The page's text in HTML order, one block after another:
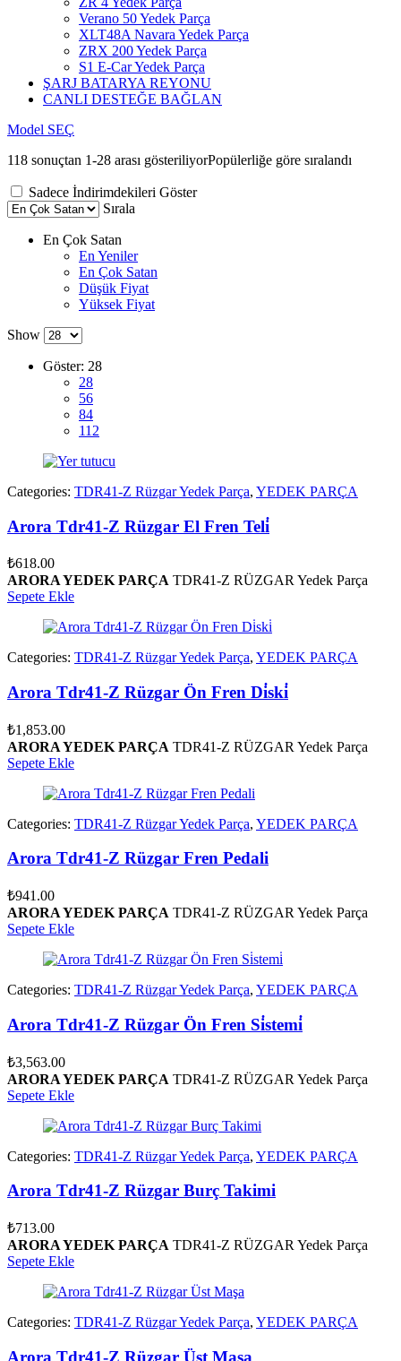
Verano 50 Yedek Parça
XLT48A Navara Yedek Parça
ZRX 200 Yedek Parça
S1 E-Car Yedek Parça
ŞARJ BATARYA REYONU
CANLI DESTEĞE BAĞLAN
Model SEÇ
118 sonuçtan 1-28 arası gösteriliyorPopülerliğe göre sıralandı
Sadece İndirimdekileri Göster
Sırala
En Çok Satan
En Yeniler
En Çok Satan
Düşük Fiyat
Yüksek Fiyat
Show
Göster: 28
28
56
84
112
Categories: TDR41-Z Rüzgar Yedek Parça, YEDEK PARÇA
Arora Tdr41-Z Rüzgar El Fren Teli̇
₺618.00
ARORA YEDEK PARÇA TDR41-Z RÜZGAR Yedek Parça
Sepete Ekle
Categories: TDR41-Z Rüzgar Yedek Parça, YEDEK PARÇA
Arora Tdr41-Z Rüzgar Ön Fren Di̇ski̇
₺1,853.00
ARORA YEDEK PARÇA TDR41-Z RÜZGAR Yedek Parça
Sepete Ekle
Categories: TDR41-Z Rüzgar Yedek Parça, YEDEK PARÇA
Arora Tdr41-Z Rüzgar Fren Pedali
₺941.00
ARORA YEDEK PARÇA TDR41-Z RÜZGAR Yedek Parça
Sepete Ekle
Categories: TDR41-Z Rüzgar Yedek Parça, YEDEK PARÇA
Arora Tdr41-Z Rüzgar Ön Fren Si̇stemi̇
₺3,563.00
ARORA YEDEK PARÇA TDR41-Z RÜZGAR Yedek Parça
Sepete Ekle
Categories: TDR41-Z Rüzgar Yedek Parça, YEDEK PARÇA
Arora Tdr41-Z Rüzgar Burç Takimi
₺713.00
ARORA YEDEK PARÇA TDR41-Z RÜZGAR Yedek Parça
Sepete Ekle
Categories: TDR41-Z Rüzgar Yedek Parça, YEDEK PARÇA
Arora Tdr41-Z Rüzgar Üst Maşa